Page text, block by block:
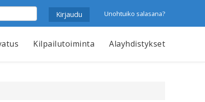
Unohtuiko salasana?
Kilpailutoiminta Alayhdistykset